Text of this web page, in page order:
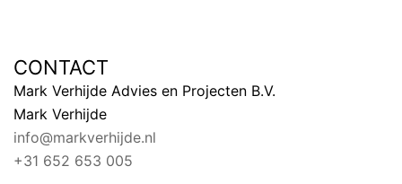
CONTACT
Mark Verhijde Advies en Projecten B.V.
Mark Verhijde
info@markverhijde.nl
+31 652 653 005